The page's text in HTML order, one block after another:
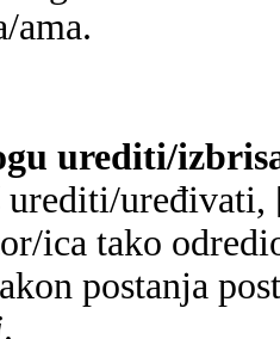
ama.
urediti/
urediti/
ica tako
postanja
.